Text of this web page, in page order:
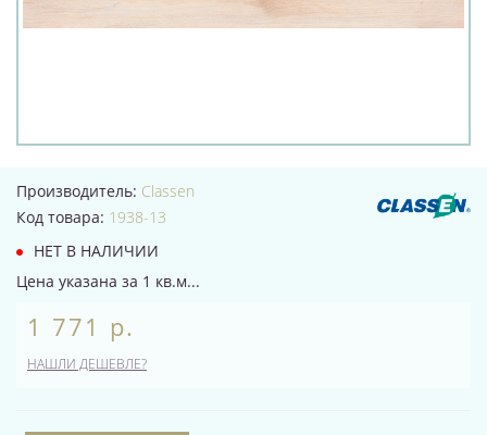
Производитель: Classen
Код товара: 1938-13
НЕТ В НАЛИЧИИ
Цена указана за 1 кв.м...
1 771 р.
НАШЛИ ДЕШЕВЛЕ?